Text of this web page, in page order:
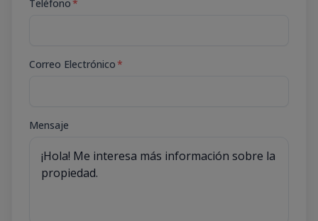
Teléfono*
Correo Electrónico*
Mensaje